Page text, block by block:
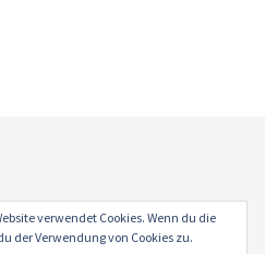
verwendet Cookies. Wenn du die
der Verwendung von Cookies zu.